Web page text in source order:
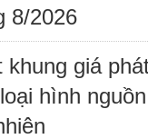
8/2026
khung giá
hình